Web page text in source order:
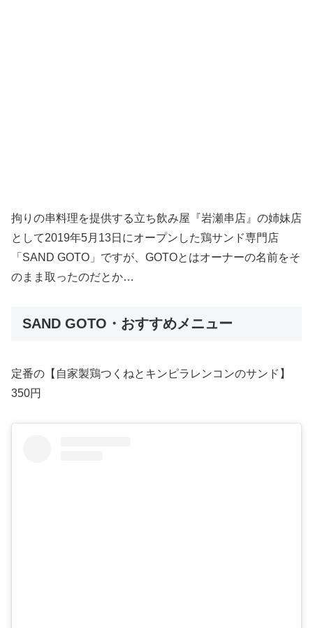
拘りの串料理を提供する立ち飲み屋『岩瀬串店』の姉妹店
として2019年5月13日にオープンした鶏サンド専門店
「SAND GOTO」ですが、GOTOとはオーナーの名前をそ
のまま取ったのだとか…
SAND GOTO・おすすめメニュー
定番の【自家製鶏つくねとキンピラレンコンのサンド】
350円